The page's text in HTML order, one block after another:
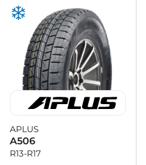
APLUS
A506
R13-R17